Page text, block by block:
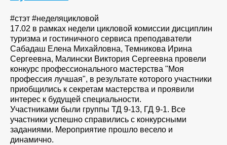
#стэт #неделяцикловой
17.02 в рамках недели цикловой комиссии дисциплин
туризма и гостиничного сервиса преподаватели
Сабадаш Елена Михайловна, Темникова Ирина
Сергеевна, Малински Виктория Сергеевна провели
конкурс профессионального мастерства "Моя
профессия лучшая", в результате которого участники
приобщились к секретам мастерства и проявили
интерес к будущей специальности.
Участниками были группы ТД 9-13, ГД 9-1. Все
участники успешно справились с конкурсными
заданиями. Мероприятие прошло весело и
динамично.